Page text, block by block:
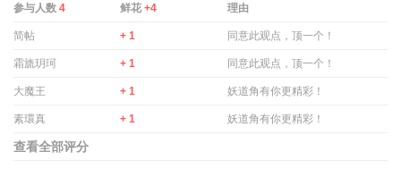
参与人数 4 鲜花+4 理由
简帖 + 1 同意此观点，顶一个！
霜旒玥珂 + 1 同意此观点，顶一个！
大魔王 + 1 妖道角有你更精彩！
素環真 + 1 妖道角有你更精彩！
查看全部评分